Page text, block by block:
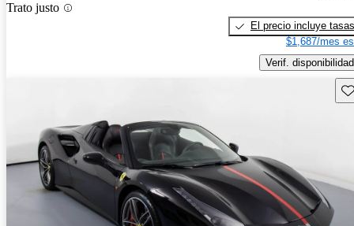
Trato justo
El precio incluye tasas
$1,687/mes
Verif. disponibilidad